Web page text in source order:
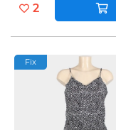
2
Fix